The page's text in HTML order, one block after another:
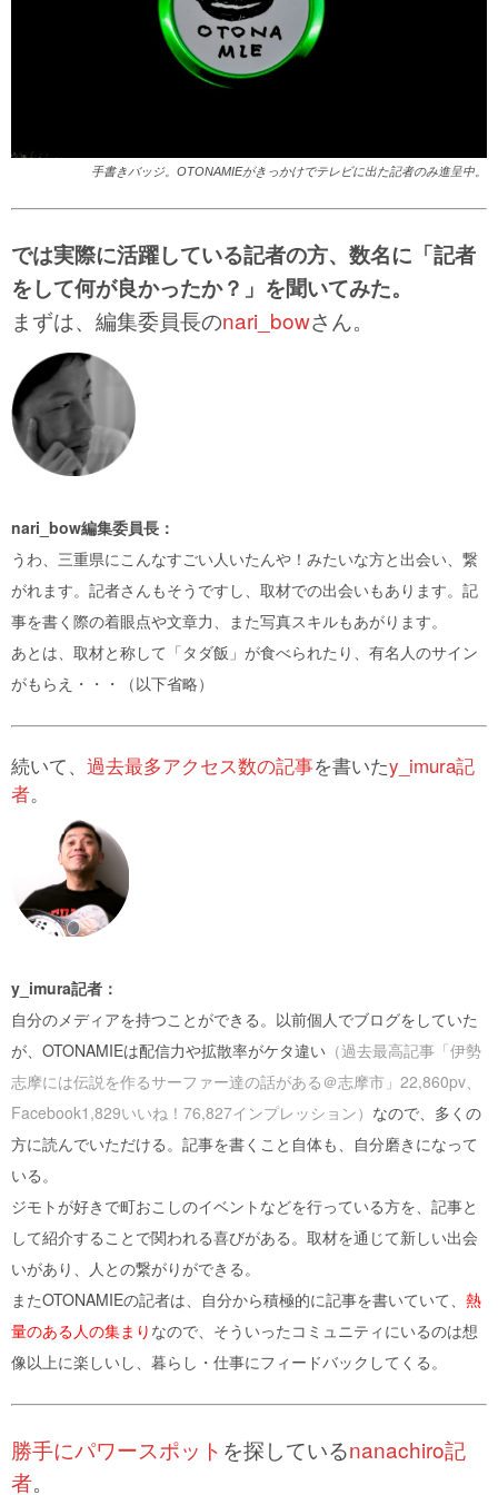
手書きバッジ。OTONAMIEがきっかけでテレビに出た記者のみ進呈中。
では実際に活躍している記者の方、数名に「記者
をして何が良かったか？」を聞いてみた。
まずは、編集委員長のnari_bowさん。
nari_bow編集委員長：
うわ、三重県にこんなすごい人いたんや！みたいな方と出会い、繋
がれます。記者さんもそうですし、取材での出会いもあります。記
事を書く際の着眼点や文章力、また写真スキルもあがります。
あとは、取材と称して「タダ飯」が食べられたり、有名人のサイン
がもらえ・・・（以下省略）
続いて、 過去最多アクセス数の記事を書いたy_imura記
者。
y_imura記者：
自分のメディアを持つことができる。以前個人でブログをしていた
が、OTONAMIEは配信力や拡散率がケタ違い （過去最高記事「伊勢
志摩には伝説を作るサーファー達の話がある＠志摩市」22,860pv、
Facebook1,829いいね！76,827インプレッション） なので、多くの
方に読んでいただける。記事を書くこと自体も、自分磨きになって
いる。
ジモトが好きで町おこしのイベントなどを行っている方を、記事と
して紹介することで関われる喜びがある。取材を通じて新しい出会
いがあり、人との繋がりができる。
またOTONAMIEの記者は、自分から積極的に記事を書いていて、 熱
量のある人の集まり なので、そういったコミュニティにいるのは想
像以上に楽しいし、暮らし・仕事にフィードバックしてくる。
勝手にパワースポット を探しているnanachiro記
者。